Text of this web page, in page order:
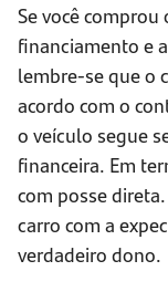
Se você
financiamento e
lembre-se que o
acordo com o
o veículo segue
financeira. Em
com posse
carro com a
verdadeiro dono.